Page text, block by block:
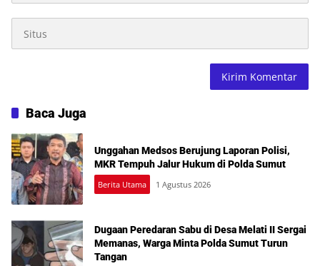
Baca Juga
Unggahan Medsos Berujung Laporan Polisi,
MKR Tempuh Jalur Hukum di Polda Sumut
Berita Utama 1 Agustus 2026
Dugaan Peredaran Sabu di Desa Melati II Sergai
Memanas, Warga Minta Polda Sumut Turun
Tangan